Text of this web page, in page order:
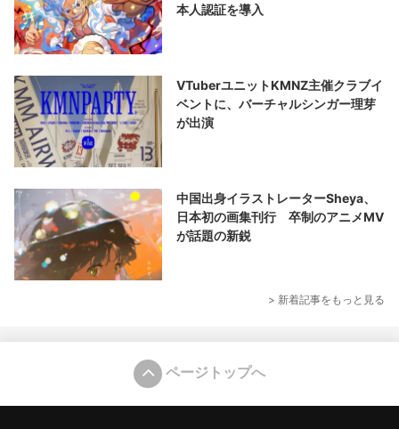
本人認証を導入
VTuberユニットKMNZ主催クラブイ
ベントに、バーチャルシンガー理芽
が出演
中国出身イラストレーターSheya、
日本初の画集刊行 卒制のアニメMV
が話題の新鋭
> 新着記事をもっと見る
ページトップへ